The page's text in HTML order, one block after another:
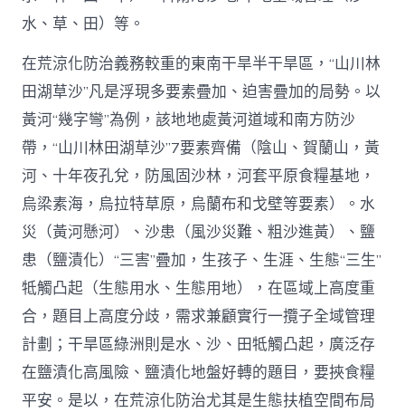
水、草、田）等。
在荒涼化防治義務較重的東南干旱半干旱區，“山川林
田湖草沙”凡是浮現多要素疊加、迫害疊加的局勢。以
黃河“幾字彎”為例，該地地處黃河道域和南方防沙
帶，“山川林田湖草沙”7要素齊備（陰山、賀蘭山，黃
河、十年夜孔兌，防風固沙林，河套平原食糧基地，
烏梁素海，烏拉特草原，烏蘭布和戈壁等要素）。水
災（黃河懸河）、沙患（風沙災難、粗沙進黃）、鹽
患（鹽漬化）“三害”疊加，生孩子、生涯、生態“三生”
牴觸凸起（生態用水、生態用地），在區域上高度重
合，題目上高度分歧，需求兼顧實行一攬子全域管理
計劃；干旱區綠洲則是水、沙、田牴觸凸起，廣泛存
在鹽漬化高風險、鹽漬化地盤好轉的題目，要挾食糧
平安。是以，在荒涼化防治尤其是生態扶植空間布局